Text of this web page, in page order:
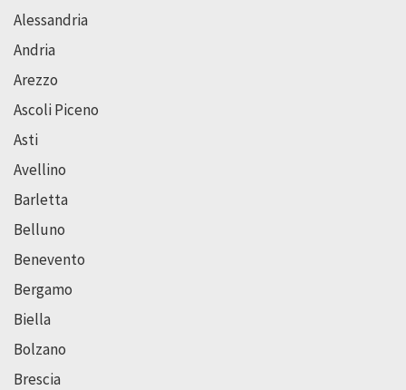
Alessandria
Andria
Arezzo
Ascoli Piceno
Asti
Avellino
Barletta
Belluno
Benevento
Bergamo
Biella
Bolzano
Brescia